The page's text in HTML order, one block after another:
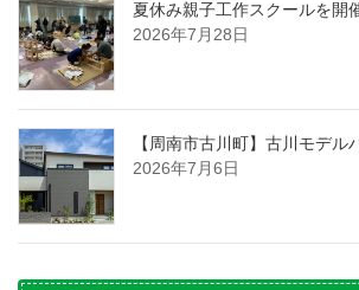
夏休み親子工作スクールを開
2026年7月28日
【周南市古川町】古川モデル
2026年7月6日